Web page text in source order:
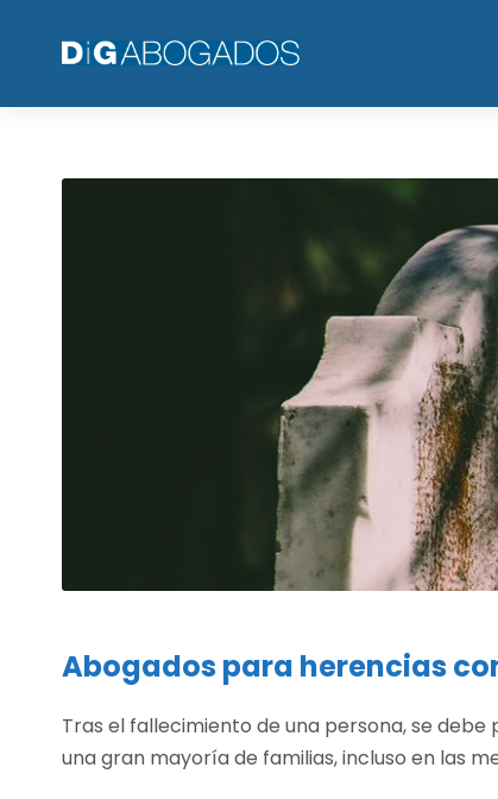
Abogados para herencias
Tras el fallecimiento de una persona, se
una gran mayoría de familias, incluso en las